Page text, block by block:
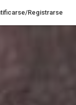
Registrarse